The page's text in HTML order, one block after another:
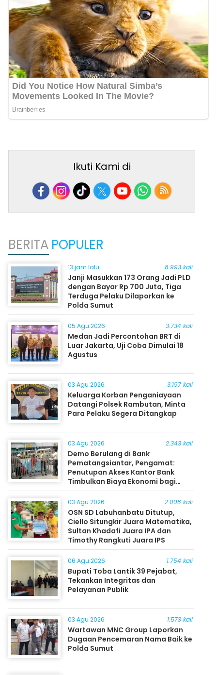
Ikuti Kami di
BERITA POPULER
13 jam lalu 8.993 kali
Janji Masukkan 173 Orang Jadi PLD
dengan Bayar Rp 700 Juta, Tiga
Terduga Pelaku Dilaporkan ke
Polda Sumut
05 Agu 2026 3.734 kali
Medan Jadi Percontohan BRT di
Luar Jakarta, Uji Coba Dimulai 18
Agustus
03 Agu 2026 3.197 kali
Keluarga Korban Penganiayaan
Datangi Polsek Rambutan, Minta
Para Pelaku Segera Ditangkap
03 Agu 2026 2.343 kali
Demo Berulang di Bank
Pematangsiantar, Pengamat:
Penutupan Akses Kantor Bank
Timbulkan Biaya Ekonomi bagi
Masyarakat
03 Agu 2026 2.008 kali
OSN SD Labuhanbatu Ditutup,
Ciello Situngkir Juara Matematika,
Sultan Khadafi Juara IPA dan
Timothy Rangkuti Juara IPS
06 Agu 2026 1.754 kali
Bupati Toba Lantik 39 Pejabat,
Tekankan Integritas dan
Pelayanan Publik
03 Agu 2026 1.573 kali
Wartawan MNC Group Laporkan
Dugaan Pencemaran Nama Baik ke
Polda Sumut